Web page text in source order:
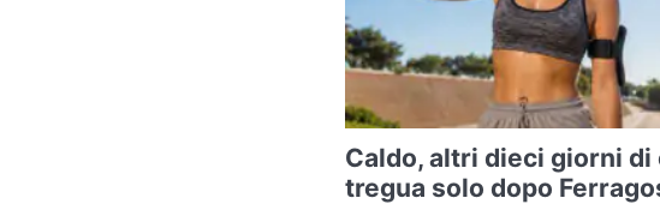
Caldo, altri dieci giorni di
tregua solo dopo